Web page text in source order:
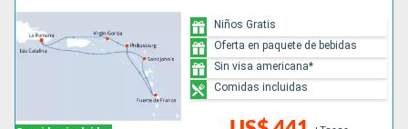
Niños Gratis
Oferta en paquete de bebidas
Sin visa americana*
Comidas incluidas